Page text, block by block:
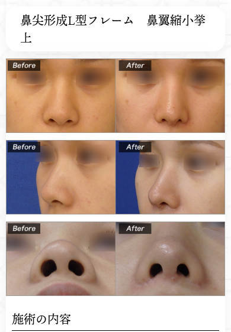
鼻尖形成L型フレーム 鼻翼縮小挙
上
施術の内容